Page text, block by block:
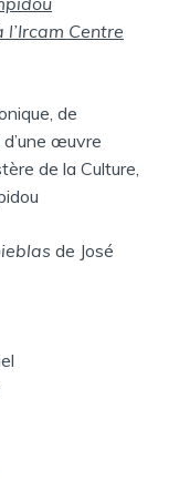
Centre
de
œuvre
de la Culture,
de José